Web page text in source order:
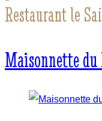
Restaurant le
Maisonnette